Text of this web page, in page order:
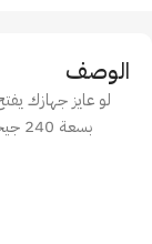
الوصف